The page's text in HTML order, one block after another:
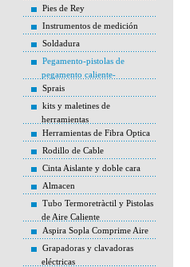
Pies de Rey
Instrumentos de medición
Soldadura
Pegamento-pistolas de
pegamento caliente-
Sprais
kits y maletines de
herramientas
Herramientas de Fibra Optica
Rodillo de Cable
Cinta Aislante y doble cara
Almacen
Tubo Termoretràctil y Pistolas
de Aire Caliente
Aspira Sopla Comprime Aire
Grapadoras y clavadoras
eléctricas